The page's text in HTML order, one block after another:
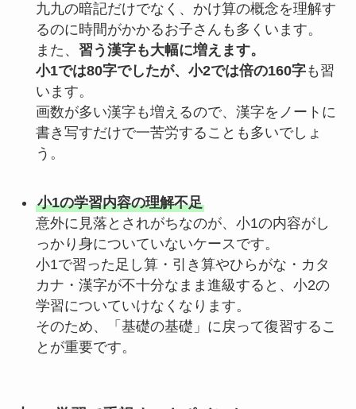
九九の暗記だけでなく、かけ算の概念を理解す
るのに時間がかかるお子さんも多くいます。
また、 習う漢字も大幅に増えます。
小1では80字でしたが、小2では倍の160字も習
います。
画数が多い漢字も増えるので、漢字をノートに
書き写すだけで一苦労することも多いでしょ
う。
小1の学習内容の理解不足
意外に見落とされがちなのが、小1の内容がし
っかり身についていないケースです。
小1で習った足し算・引き算やひらがな・カタ
カナ・漢字が不十分なまま進級すると、小2の
学習についていけなくなります。
そのため、「基礎の基礎」に戻って復習するこ
とが重要です。